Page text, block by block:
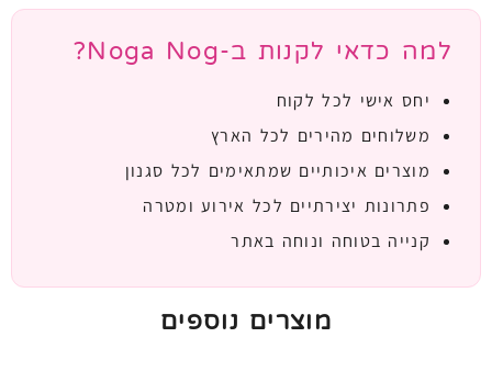
למה כדאי לקנות ב-Noga Nog?
יחס אישי לכל לקוח
משלוחים מהירים לכל הארץ
מוצרים איכותיים שמתאימים לכל סגנון
פתרונות יצירתיים לכל אירוע ומטרה
קנייה בטוחה ונוחה באתר
מוצרים נוספים